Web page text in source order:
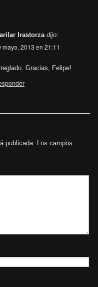
Irastorza dijo:
mayo, 2013 en 21:11
Gracias, Felipe!
publicada. Los campos